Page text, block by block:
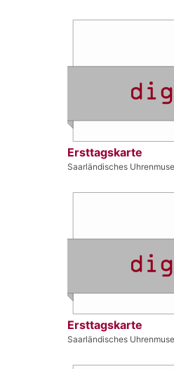
Ersttagskarte
Saarländisches
Ersttagskarte
Saarländisches